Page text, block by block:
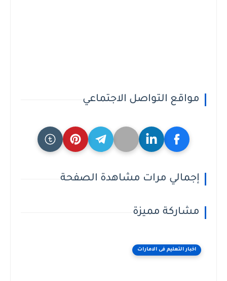
مواقع التواصل الاجتماعي
إجمالي مرات مشاهدة الصفحة
مشاركة مميزة
اخبار التعليم فى الامارات